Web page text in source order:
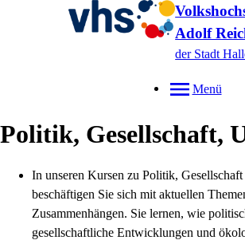
Adolf
der Stadt
Menü
Politik, Gesellschaft,
In unseren Kursen zu Politik,
beschäftigen Sie sich mit aktuellen
Zusammenhängen. Sie lernen, wie
gesellschaftliche Entwicklungen und